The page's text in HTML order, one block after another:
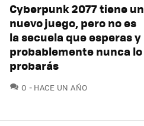
Cyberpunk 2077 tiene un
nuevo juego, pero no es
la secuela que esperas y
probablemente nunca lo
probarás
0 COMENTARIOS
HACE UN AÑO